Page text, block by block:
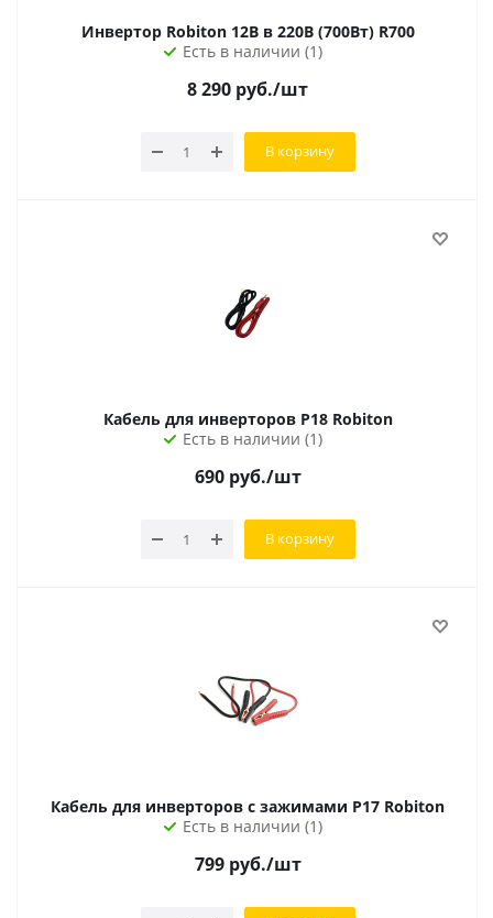
Инвертор Robiton 12В в 220В (700Вт) R700
Есть в наличии (1)
8 290 руб./шт
В корзину
Кабель для инверторов P18 Robiton
Есть в наличии (1)
690руб./шт
В корзину
Кабель для инверторов с зажимами P17 Robiton
Есть в наличии (1)
799руб./шт